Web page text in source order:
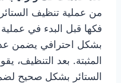
من عملية تنظيف
فكها قبل البدء في
بشكل احترافي يضمن
المثبتة. بعد التنظيف،
الستائر بشكل صحيح